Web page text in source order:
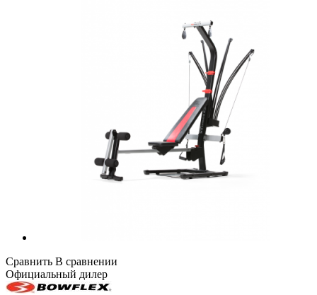
Сравнить В сравнении
Официальный дилер